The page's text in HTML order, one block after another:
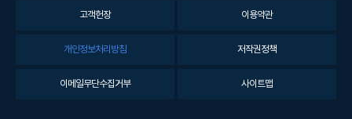
고객헌장 이용약관
개인정보처리방침 저작권정책
이메일무단수집거부 사이트맵